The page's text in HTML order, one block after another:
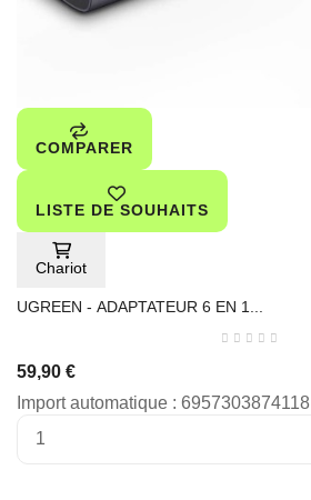
COMPARER
LISTE DE SOUHAITS
Chariot
UGREEN - ADAPTATEUR 6 EN 1...
59,90 €
Import automatique : 6957303874118